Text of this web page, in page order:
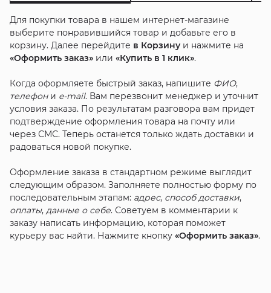
Для покупки товара в нашем интернет-магазине
выберите понравившийся товар и добавьте его в
корзину. Далее перейдите в Корзинуи нажмите на
«Оформить заказ»или «Купить в 1 клик».
Когда оформляете быстрый заказ, напишите ФИО,
телефони e-mail. Вам перезвонит менеджер и уточнит
условия заказа. По результатам разговора вам придет
подтверждение оформления товара на почту или
через СМС. Теперь останется только ждать доставки и
радоваться новой покупке.
Оформление заказа в стандартном режиме выглядит
следующим образом. Заполняете полностью форму по
последовательным этапам: адрес, способ доставки,
оплаты, данные о себе. Советуем в комментарии к
заказу написать информацию, которая поможет
курьеру вас найти. Нажмите кнопку «Оформить заказ».